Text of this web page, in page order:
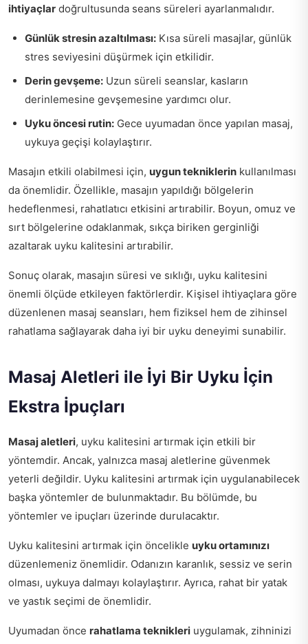
ihtiyaçlar doğrultusunda seans süreleri ayarlanmalıdır.
Günlük stresin azaltılması: Kısa süreli masajlar, günlük
stres seviyesini düşürmek için etkilidir.
Derin gevşeme: Uzun süreli seanslar, kasların
derinlemesine gevşemesine yardımcı olur.
Uyku öncesi rutin: Gece uyumadan önce yapılan masaj,
uykuya geçişi kolaylaştırır.
Masajın etkili olabilmesi için, uygun tekniklerin kullanılması
da önemlidir. Özellikle, masajın yapıldığı bölgelerin
hedeflenmesi, rahatlatıcı etkisini artırabilir. Boyun, omuz ve
sırt bölgelerine odaklanmak, sıkça biriken gerginliği
azaltarak uyku kalitesini artırabilir.
Sonuç olarak, masajın süresi ve sıklığı, uyku kalitesini
önemli ölçüde etkileyen faktörlerdir. Kişisel ihtiyaçlara göre
düzenlenen masaj seansları, hem fiziksel hem de zihinsel
rahatlama sağlayarak daha iyi bir uyku deneyimi sunabilir.
Masaj Aletleri ile İyi Bir Uyku İçin
Ekstra İpuçları
Masaj aletleri, uyku kalitesini artırmak için etkili bir
yöntemdir. Ancak, yalnızca masaj aletlerine güvenmek
yeterli değildir. Uyku kalitesini artırmak için uygulanabilecek
başka yöntemler de bulunmaktadır. Bu bölümde, bu
yöntemler ve ipuçları üzerinde durulacaktır.
Uyku kalitesini artırmak için öncelikle uyku ortamınızı
düzenlemeniz önemlidir. Odanızın karanlık, sessiz ve serin
olması, uykuya dalmayı kolaylaştırır. Ayrıca, rahat bir yatak
ve yastık seçimi de önemlidir.
Uyumadan önce rahatlama teknikleri uygulamak, zihninizi